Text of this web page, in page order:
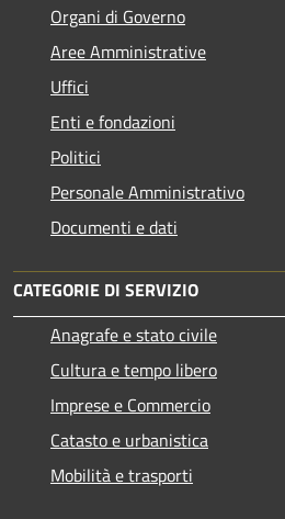
Organi di Governo
Aree Amministrative
Uffici
Enti e fondazioni
Politici
Personale Amministrativo
Documenti e dati
CATEGORIE DI SERVIZIO
Anagrafe e stato civile
Cultura e tempo libero
Imprese e Commercio
Catasto e urbanistica
Mobilità e trasporti